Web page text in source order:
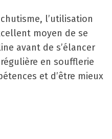
l’utilisation
moyen de se
avant de s’élancer
en soufflerie
et d’être mieux